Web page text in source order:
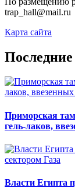
trap_hall@mail.ru
Карта сайта
Приморская
гель-лаков,
Власти Египта